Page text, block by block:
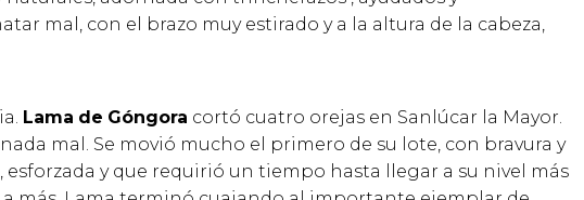
mal, con el brazo muy estirado y a la altura de la cabeza,
Lama de Góngora cortó cuatro orejas en Sanlúcar la Mayor.
mal. Se movió mucho el primero de su lote, con bravura y
y que requirió un tiempo hasta llegar a su nivel más